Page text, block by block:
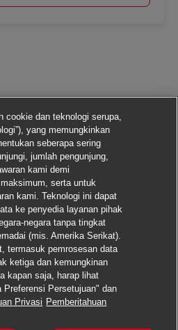
pekerjaan ini
cookie dan teknologi serupa,
yang memungkinkan
seberapa sering
jumlah pengunjung,
kami demi
serta untuk
kami. Teknologi ini dapat
ke penyedia layanan pihak
negara tanpa tingkat
(mis. Amerika Serikat).
termasuk pemrosesan data
ketiga dan kemungkinan
kapan saja, harap lihat
Preferensi Persetujuan" dan
Privasi Pemberitahuan